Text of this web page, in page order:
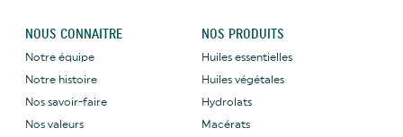
NOUS CONNAITRE
Notre équipe
Notre histoire
Nos savoir-faire
Nos valeurs
NOS PRODUITS
Huiles essentielles
Huiles végétales
Hydrolats
Macérats